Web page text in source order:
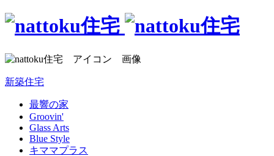
新築住宅
最響の家
Groovin'
Glass Arts
Blue Style
キママプラス